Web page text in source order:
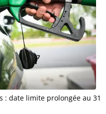
: date limite prolongée au 31